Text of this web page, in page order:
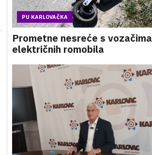
PU KARLOVAČKA
Prometne nesreće s vozačima
električnih romobila